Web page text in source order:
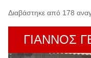
Διαβάστηκε από 178
ΓΙΑΝΝΟΣ